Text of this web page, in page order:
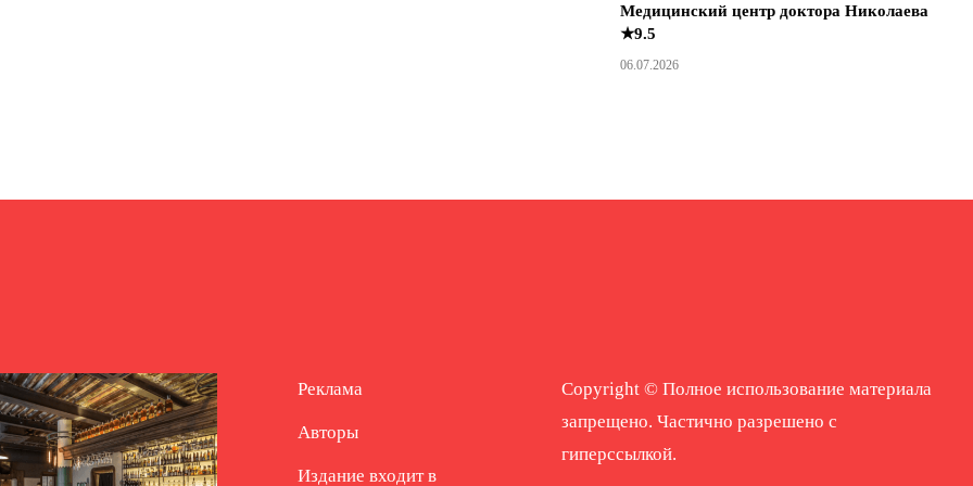
Медицинский центр доктора Николаева
★9.5
06.07.2026
Реклама
Авторы
Издание входит в
Copyright © Полное использование материала
запрещено. Частично разрешено с
гиперссылкой.